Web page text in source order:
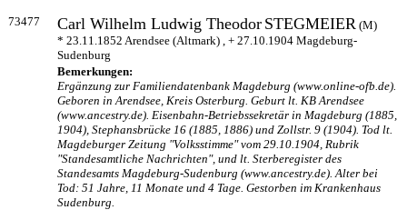
73477 Carl Wilhelm Ludwig Theodor STEGMEIER (M)
* 23.11.1852 Arendsee (Altmark) , + 27.10.1904 Magdeburg-
Sudenburg
Bemerkungen:
Ergänzung zur Familiendatenbank Magdeburg (www.online-ofb.de).
Geboren in Arendsee, Kreis Osterburg. Geburt lt. KB Arendsee
(www.ancestry.de). Eisenbahn-Betriebssekretär in Magdeburg (1885,
1904), Stephansbrücke 16 (1885, 1886) und Zollstr. 9 (1904). Tod lt.
Magdeburger Zeitung "Volksstimme" vom 29.10.1904, Rubrik
"Standesamtliche Nachrichten", und lt. Sterberegister des
Standesamts Magdeburg-Sudenburg (www.ancestry.de). Alter bei
Tod: 51 Jahre, 11 Monate und 4 Tage. Gestorben im Krankenhaus
Sudenburg.